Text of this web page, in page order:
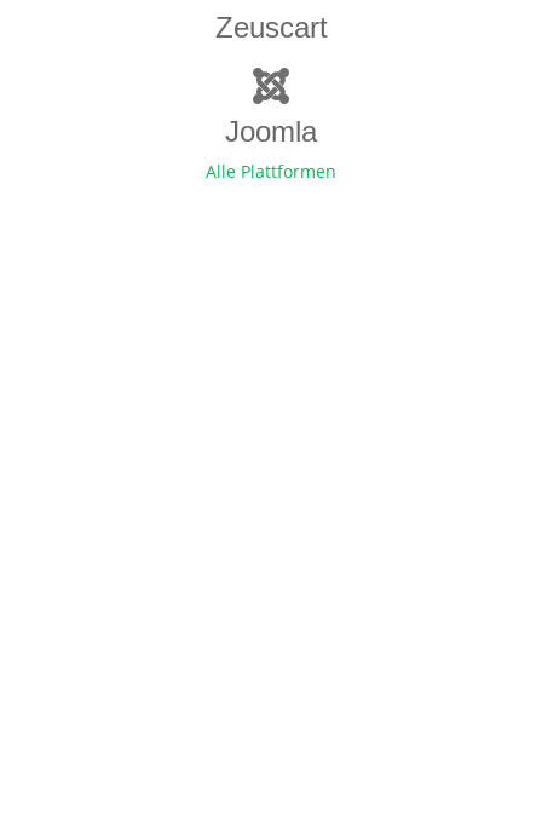
Zeuscart
Joomla
Alle Plattformen